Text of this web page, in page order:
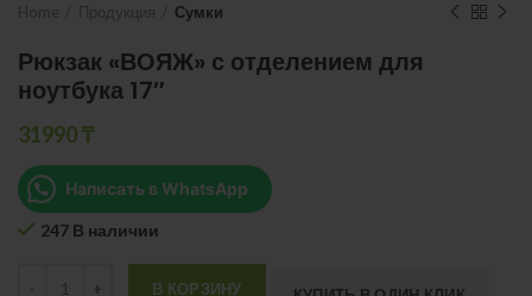
Сумки
Рюкзак «ВОЯЖ» с отделением для
ноутбука 17″
31990₸
Написать в WhatsApp
247 В наличии
В КОРЗИНУ